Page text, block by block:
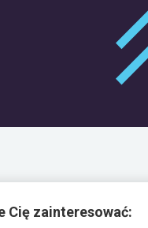
Cię zainteresować: